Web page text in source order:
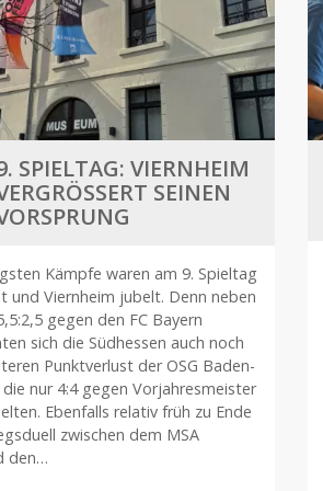
SPIELTAG: VIERNHEIM
SEINEN V
Kämpfe waren am 9. Spieltag
und Viernheim jubelt. Denn neben
gegen den FC Bayern
sich die Südhessen auch noch
Punktverlust der OSG Baden-
nur 4:4 gegen Vorjahresmeister
Ebenfalls relativ früh zu Ende
zwischen dem MSA
den…